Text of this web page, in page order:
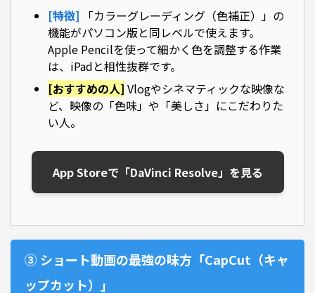
[特徴] 「カラーグレーディング（色補正）」の
機能がパソコン版と同レベルで使えます。
Apple Pencilを使って細かく色を調整する作業
は、iPadと相性抜群です。
[おすすめの人] Vlogやシネマティックな映像な
ど、映像の「色味」や「美しさ」にこだわりた
い人。
App Storeで「DaVinci Resolve」を見る
③ ショート動画の最強の味方「CapCut（キャ
ップカット）」